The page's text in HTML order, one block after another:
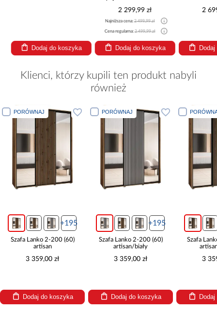
Dodaj do koszyka
2 299,99 zł
Najniższa cena:2 499,99 zł
Cena regularna:2 499,99 zł
Dodaj do koszyka
2
Klienci, którzy kupili ten produkt nabyli
również
PORÓWNAJ
+195
Szafa Lanko 2-200 (60)
artisan
3 359,00 zł
Dodaj do koszyka
PORÓWNAJ
+195
Szafa Lanko 2-200 (60)
artisan/biały
3 359,00 zł
Dodaj do koszyka
Szafa
3